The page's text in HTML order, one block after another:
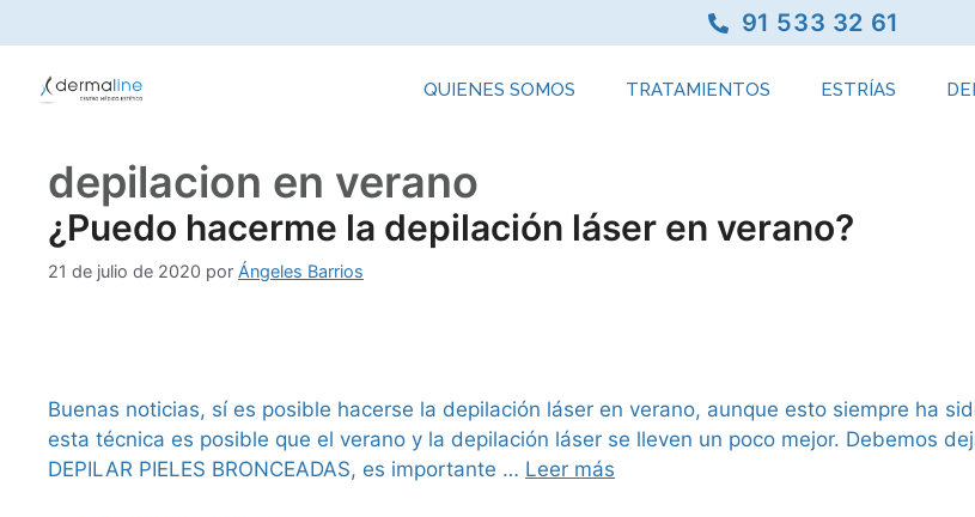
91 533 32 61
QUIENES SOMOS TRATAMIENTOS ESTRÍAS
depilacion en verano
¿Puedo hacerme la depilación láser en verano?
21 de julio de 2020 por Ángeles Barrios
Buenas noticias, sí es posible hacerse la depilación láser en verano, aunque esto siempre ha
esta técnica es posible que el verano y la depilación láser se lleven un poco mejor. Debemos
DEPILAR PIELES BRONCEADAS, es importante … Leer más